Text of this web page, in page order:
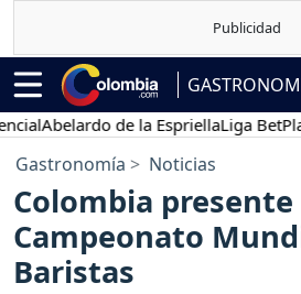
Abelardo de la EspriellaLiga BetPlay
Gastronomía Noticias
Colombia presente
Campeonato
Baristas